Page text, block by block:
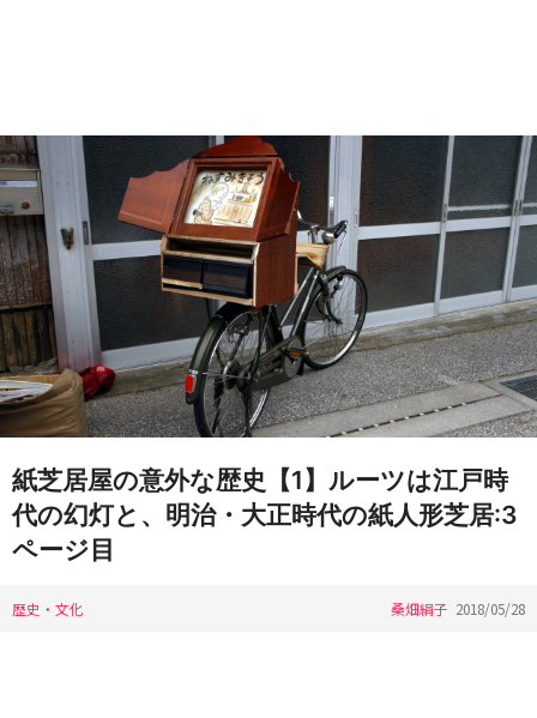
紙芝居屋の意外な歴史【1】ルーツは江戸時
代の幻灯と、明治・大正時代の紙人形芝居:3
ページ目
歴史・文化 桑畑絹子 2018/05/28